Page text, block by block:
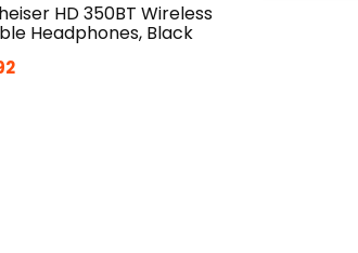
HD 350BT Wireless
Headphones, Black